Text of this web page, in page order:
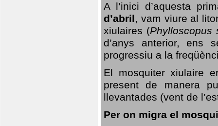
A l’inici d’aquesta
d’abril, vam viure al
xiulaires (Phylloscopus
d’anys anterior, ens
progressiu a la
El mosquiter xiulaire
present de manera
llevantades (vent de
Per on migra el